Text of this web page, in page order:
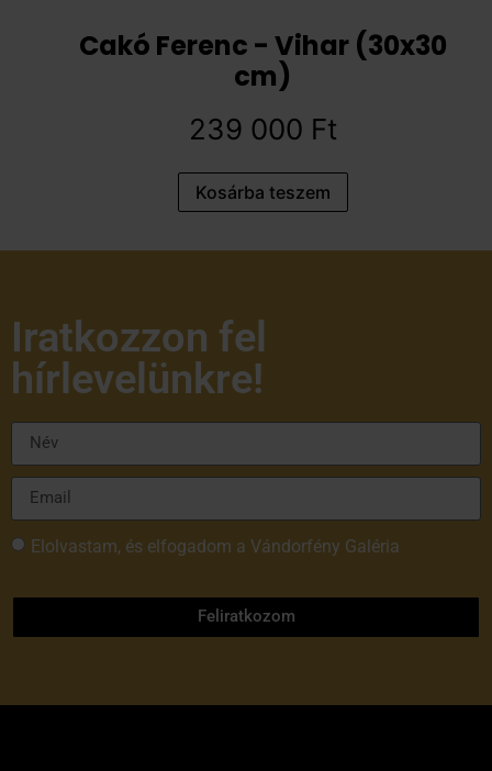
Cakó Ferenc - Vihar (30x30
cm)
239 000 Ft
Kosárba teszem
Iratkozzon fel
hírlevelünkre!
Elolvastam, és elfogadom a Vándorfény Galéria
Feliratkozom